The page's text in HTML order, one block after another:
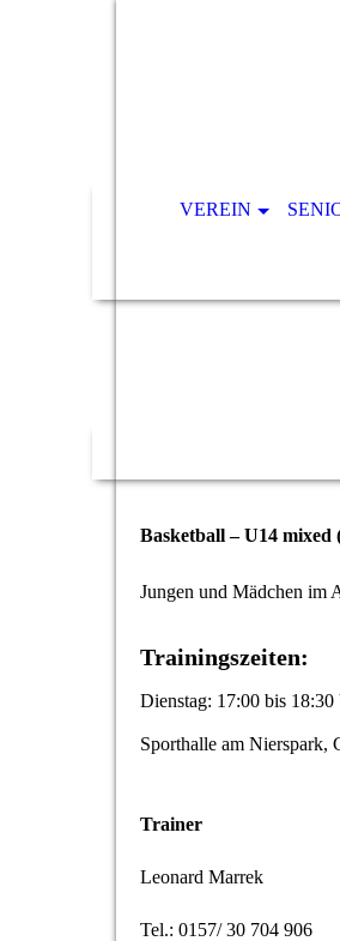
VEREIN
Basketball – U14
Jungen und Mädchen im
Trainingszeiten:
Dienstag: 17:00 bis 18:30
Sporthalle am Nierspark,
Trainer
Leonard Marrek
Tel.: 0157/ 30 704 906